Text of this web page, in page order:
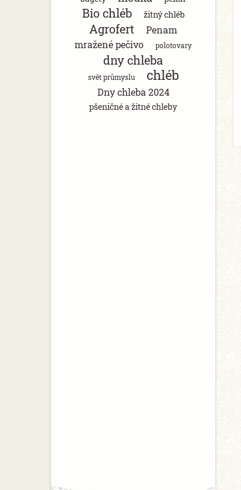
Bio chléb žitný chléb
Agrofert
Penam
mražené pečivo
polotovary
dny chleba
svět průmyslu chléb
Dny chleba 2024
pšeničné a žitné chleby